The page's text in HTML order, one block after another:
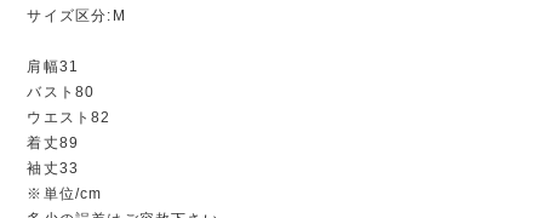
サイズ区分:M
肩幅31
バスト80
ウエスト82
着丈89
袖丈33
※単位/cm